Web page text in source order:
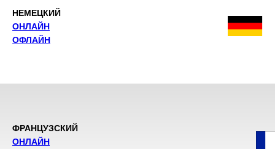
НЕМЕЦКИЙ
ОНЛАЙН
ОФЛАЙН
ФРАНЦУЗСКИЙ
ОНЛАЙН